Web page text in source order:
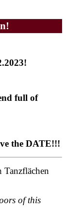
full of
the DATE!!!
Tanzflächen
of this